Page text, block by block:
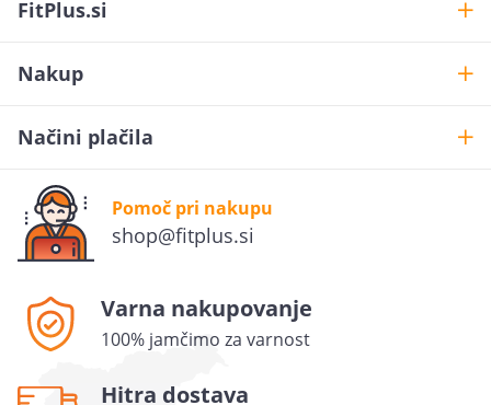
Želiš
Prijavi se na novice in uveljavi 10% popusta na prvo
naročilo.
S tem dajem privolitev, da se moj osebni podatek (e-
FitPlus.si
Nakup
Načini plačila
Pomoč pri nakupu
shop@fitplus.si
Varna nakupovanje
100% jamčimo za varnost
Hitra dostava